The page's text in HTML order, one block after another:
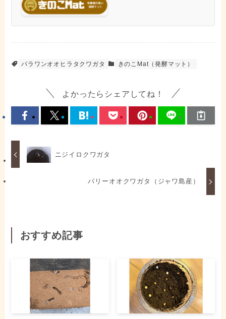
パラワンオオヒラタクワガタ きのこMat（発酵マット）
よかったらシェアしてね！
ニジイロクワガタ
パリーオオクワガタ（ジャワ島産）
おすすめ記事